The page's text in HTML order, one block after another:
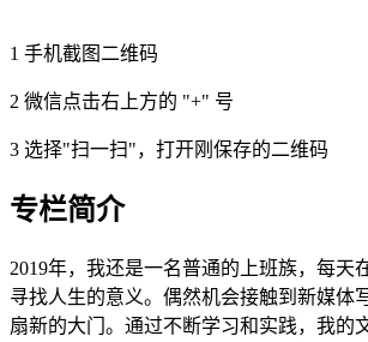
1 手机截图二维码
2 微信点击右上方的 "+" 号
3 选择"扫一扫"，打开刚保存的二维码
专栏简介
2019年，我还是一名普通的上班族，每天
寻找人生的意义。偶然机会接触到新媒体
扇新的大门。通过不断学习和实践，我的